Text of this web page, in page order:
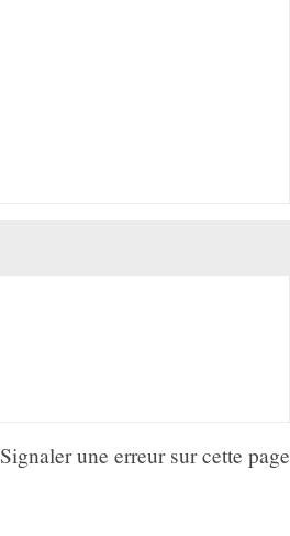
Signaler une erreur sur cette page